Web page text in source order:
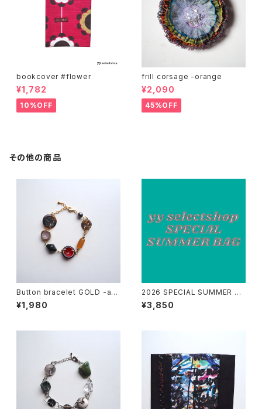
bookcover #flower
¥1,782
10%OFF
frill corsage -orange
¥2,090
45%OFF
その他の商品
Button bracelet GOLD -am
ber c
¥1,980
2026 SPECIAL SUMMER BA
G -GRAY
¥3,850